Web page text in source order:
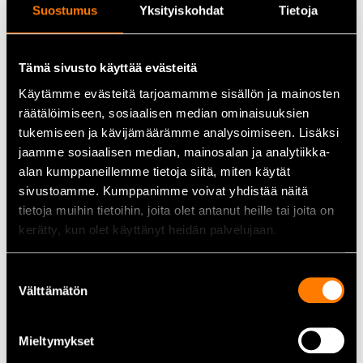
Suostumus Yksityiskohdat Tietoja
Tämä sivusto käyttää evästeitä
Käytämme evästeitä tarjoamamme sisällön ja mainosten
räätälöimiseen, sosiaalisen median ominaisuuksien
tukemiseen ja kävijämäärämme analysoimiseen. Lisäksi
jaamme sosiaalisen median, mainosalan ja analytiikka-
alan kumppaneillemme tietoja siitä, miten käytät
sivustoamme. Kumppanimme voivat yhdistää näitä
tietoja muihin tietoihin, joita olet antanut heille tai joita on
kerätty, kun olet käyttänyt heidän palvelujaan.
valinta
Välttämätön
Mieltymykset
Väri:Sininen (RAL 5010)
Maalilaji:akryylipohjainen spraymaali
Soveltuvat pinnat:puu, metalli, muovi, lasi, kivi
Käyttökohteet
Metalliosat ja koneet
Huonekalut, hyllyt ja kalusteet
Sisustusprojektit tai kalustemaalaukset